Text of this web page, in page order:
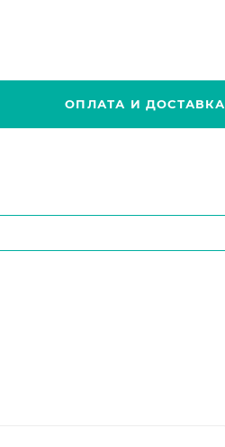
ОПЛАТА И ДОСТАВКА